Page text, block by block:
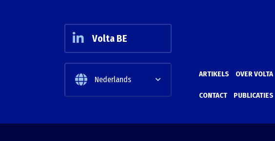
Volta BE
Nederlands
ARTIKELS OVER VOLTA
CONTACT PUBLICATIES